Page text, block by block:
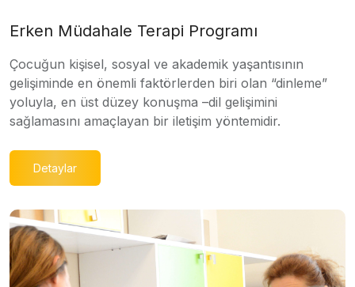
Erken Müdahale Terapi Programı
Çocuğun kişisel, sosyal ve akademik yaşantısının
gelişiminde en önemli faktörlerden biri olan “dinleme”
yoluyla, en üst düzey konuşma –dil gelişimini
sağlamasını amaçlayan bir iletişim yöntemidir.
Detaylar